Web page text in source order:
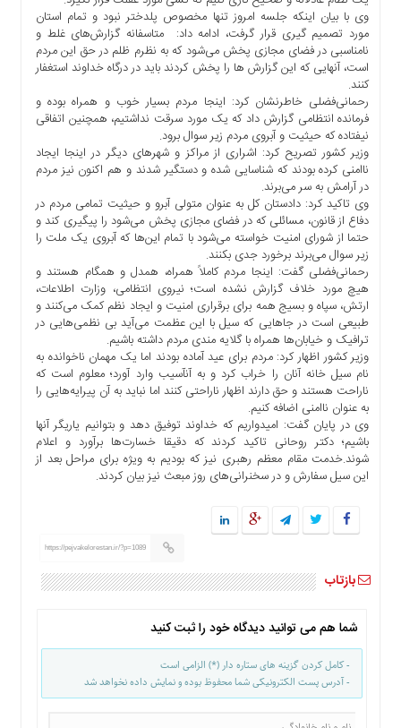
تعرفه
درباره
وی با بیان اینکه جلسه امروز تنها مخصوص پلدختر نبود و تمام استان
مورد تصمیم گیری قرار گرفت، ادامه داد: متاسفانه گزارش‌های غلط و
نامناسبی در فضای مجازی پخش می‌شود که به نظرم ظلم در حق این مردم
است، آنهایی که این گزارش ها را پخش کردند باید در درگاه خداوند استغفار
کنند.
رحمانی‌فضلی خاطرنشان کرد: اینجا مردم بسیار خوب و همراه بوده و
فرمانده انتظامی گزارش داد که یک مورد سرقت نداشتیم، همچنین اتفاقی
نیفتاده که حیثیت و آبروی مردم زیر سوال برود.
وزیر کشور تصریح کرد: اشراری از مراکز و شهرهای دیگر در اینجا ایجاد
ناامنی کرده بودند که شناسایی شده و دستگیر شدند و هم اکنون نیز مردم
در آرامش به سر می‌برند.
وی تاکید کرد: دادستان کل به عنوان متولی آبرو و حیثیت تمامی مردم در
دفاع از قانون، مسائلی که در فضای مجازی پخش می‌شود را پیگیری کند و
حتما از شورای امنیت خواسته می‌شود با تمام این‌ها که آبروی یک ملت را
زیر سوال می‌برند برخورد جدی بکنند.
رحمانی‌فضلی گفت: اینجا مردم کاملاً همراه، همدل و همگام هستند و
هیچ مورد خلاف گزارش نشده است؛ نیروی انتظامی، وزارت اطلاعات،
ارتش، سپاه و بسیج همه برای برقراری امنیت و ایجاد نظم کمک می‌کنند و
طبیعی است در جاهایی که سیل با این عظمت می‌آید بی نظمی‌هایی در
ترافیک و خیابان‌ها همراه با گلایه مندی مردم داشته باشیم.
وزیر کشور اظهار کرد: مردم برای عید آماده بودند اما یک مهمان ناخوانده به
نام سیل خانه آنان را خراب کرد و به آنآسیب وارد آورد؛ معلوم است که
ناراحت هستند و حق دارند اظهار ناراحتی کنند اما نباید به آن پیرایه‌هایی را
به عنوان ناامنی اضافه کنیم.
وی در پایان گفت: امیدواریم که خداوند توفیق دهد و بتوانیم یاریگر آنها
باشیم؛ دکتر روحانی تاکید کردند که دقیقا خسارت‌ها برآورد و اعلام
شوند.خدمت مقام معظم رهبری نیز که بودیم به ویژه برای مراحل بعد از
این سیل سفارش و در سخنرانی‌های روز مبعث نیز بیان کردند.
https://pejvakelorestan.ir/?p=1089
بازتاب
شما هم می توانید دیدگاه خود را ثبت کنید
- کامل کردن گزینه های ستاره دار (*) الزامی است
- آدرس پست الکترونیکی شما محفوظ بوده و نمایش داده نخواهد شد